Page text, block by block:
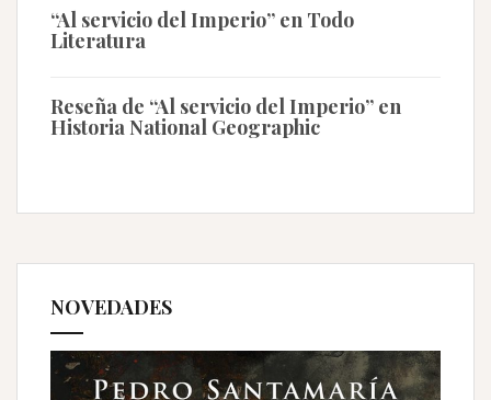
“Al servicio del Imperio” en Todo
Literatura
Reseña de “Al servicio del Imperio” en
Historia National Geographic
NOVEDADES